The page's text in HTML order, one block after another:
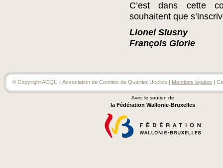
C’est dans cette
souhaitent que
Lionel Slusny
François Glorie
© Copyright ACQU - Association de Comités de Quartier Ucclois | Mentions légales |
Avec le soutien de
la Fédération Wallonie-Bruxelles